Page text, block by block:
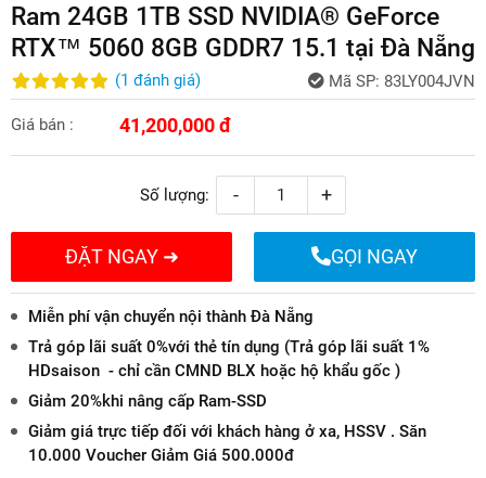
Ram 24GB 1TB SSD NVIDIA® GeForce
RTX™ 5060 8GB GDDR7 15.1 tại Đà Nẵng
(1 đánh giá) Mã SP: 83LY004JVN
Giá bán : 41,200,000 đ
Số lượng: - +
ĐẶT NGAY ➜ GỌI NGAY
Miễn phí vận chuyển nội thành Đà Nẵng
Trả góp lãi suất 0%với thẻ tín dụng (Trả góp lãi suất 1%
HDsaison - chỉ cần CMND BLX hoặc hộ khẩu gốc )
Giảm 20%khi nâng cấp Ram-SSD
Giảm giá trực tiếp đối với khách hàng ở xa, HSSV . Săn
10.000 Voucher Giảm Giá 500.000đ